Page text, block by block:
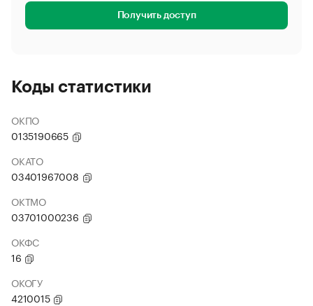
Получить доступ
Коды статистики
ОКПО
0135190665
ОКАТО
03401967008
ОКТМО
03701000236
ОКФС
16
ОКОГУ
4210015